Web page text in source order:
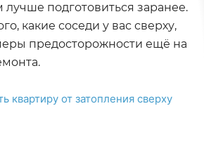
подготовиться заранее.
какие соседи у вас сверху,
предосторожности ещё на